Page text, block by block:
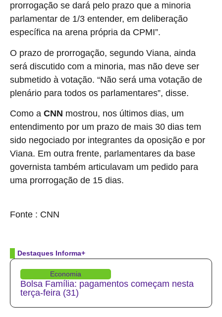
prorrogação se dará pelo prazo que a minoria
parlamentar de 1/3 entender, em deliberação
específica na arena própria da CPMI”.
O prazo de prorrogação, segundo Viana, ainda
será discutido com a minoria, mas não deve ser
submetido à votação. “Não será uma votação de
plenário para todos os parlamentares”, disse.
Como a CNN mostrou, nos últimos dias, um
entendimento por um prazo de mais 30 dias tem
sido negociado por integrantes da oposição e por
Viana. Em outra frente, parlamentares da base
governista também articulavam um pedido para
uma prorrogação de 15 dias.
Fonte : CNN
Destaques Informa+
Economia
Bolsa Família: pagamentos começam nesta
terça-feira (31)